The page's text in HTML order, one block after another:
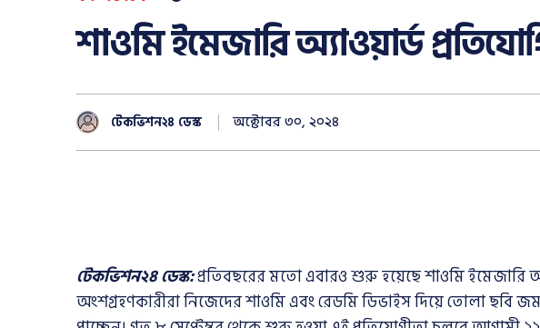
শাওমি ইমেজারি অ্যাওয়ার্ড
টেকভিশন২৪ ডেস্ক অক্টোবর ৩০, ২০২৪
টেকভিশন২৪ ডেস্ক:প্রতিবছরের মতো এবারও শুরু হয়েছে শাওমি ইমেজারি
অংশগ্রহণকারীরা নিজেদের শাওমি এবং রেডমি ডিভাইস দিয়ে তোলা ছবি